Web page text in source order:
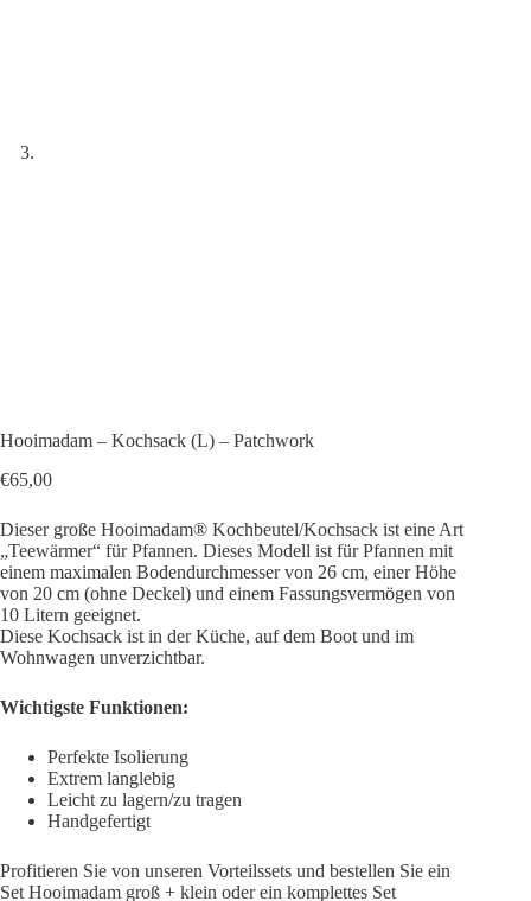
Hooimadam – Kochsack (L) – Patchwork
€65,00
Dieser große Hooimadam® Kochbeutel/Kochsack ist eine Art
„Teewärmer“ für Pfannen. Dieses Modell ist für Pfannen mit
einem maximalen Bodendurchmesser von 26 cm, einer Höhe
von 20 cm (ohne Deckel) und einem Fassungsvermögen von
10 Litern geeignet.
Diese Kochsack ist in der Küche, auf dem Boot und im
Wohnwagen unverzichtbar.
Wichtigste Funktionen:
Perfekte Isolierung
Extrem langlebig
Leicht zu lagern/zu tragen
Handgefertigt
Profitieren Sie von unseren Vorteilssets und bestellen Sie ein
Set Hooimadam groß + klein oder ein komplettes Set